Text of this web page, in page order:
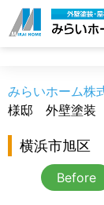
お客様の
みらいホーム株
様邸 外壁塗装
横浜市旭
Before